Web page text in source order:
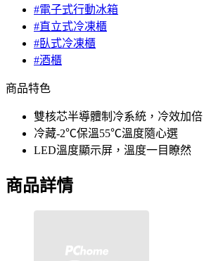
#電子式行動冰箱
#直立式冷凍櫃
#臥式冷凍櫃
#酒櫃
商品特色
雙核芯半導體制冷系統，冷效加倍
冷藏-2℃保溫55℃溫度隨心選
LED溫度顯示屏，溫度一目瞭然
商品詳情